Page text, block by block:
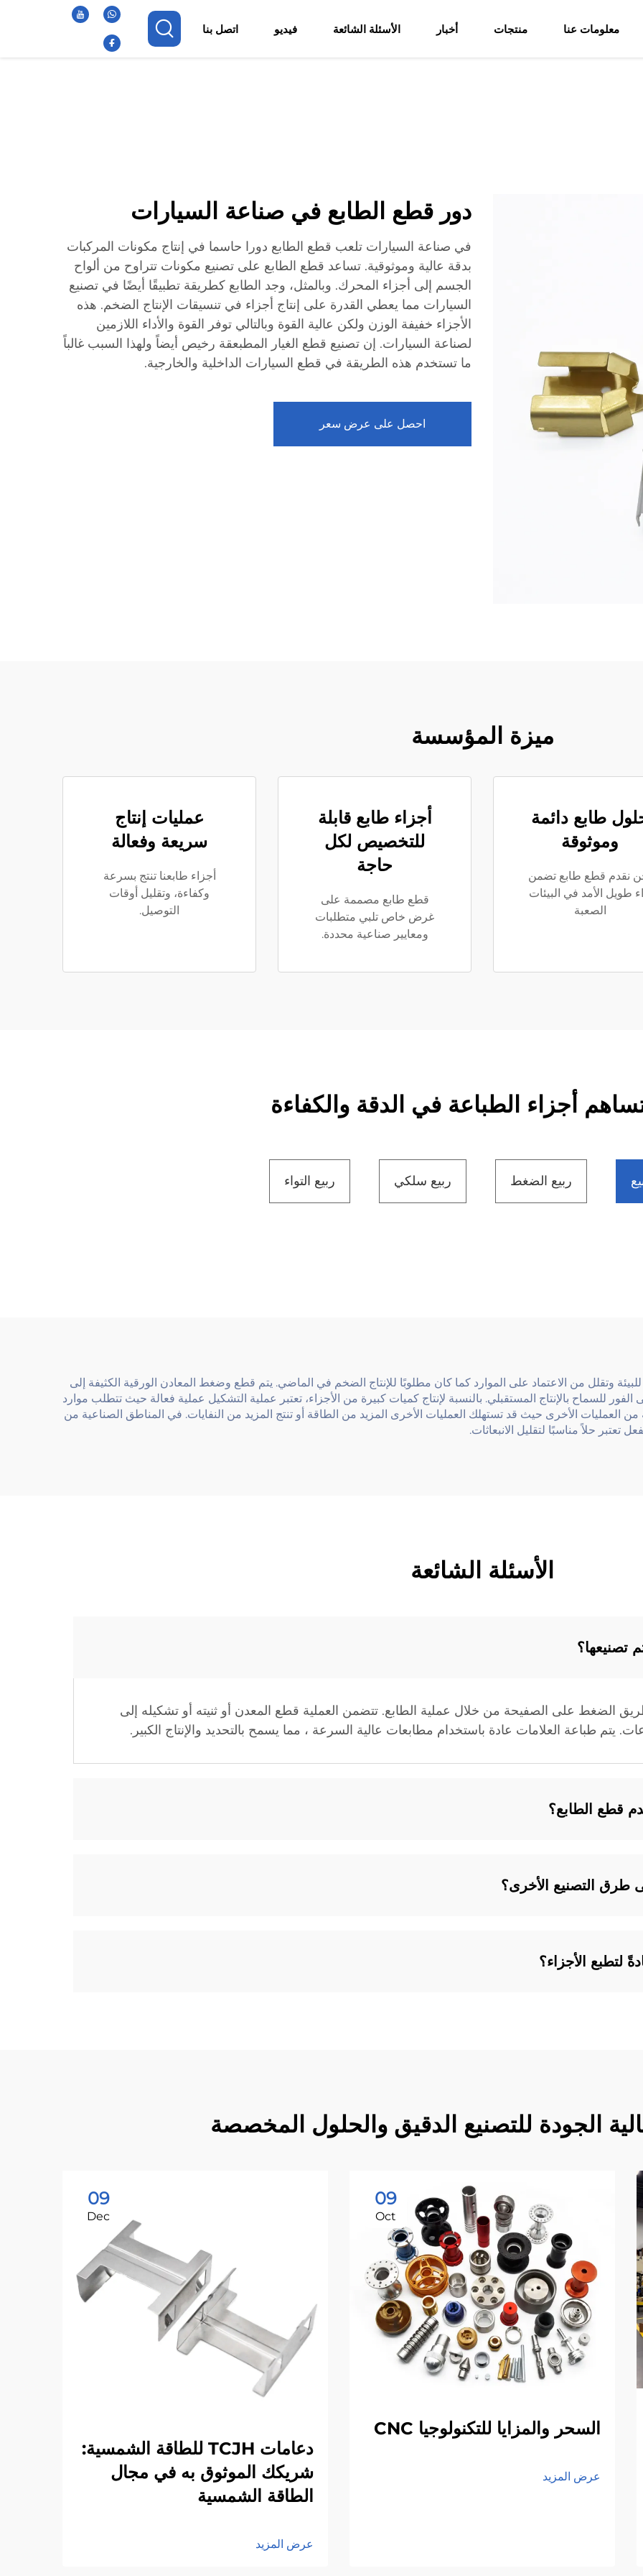
معلومات عنا منتجات أخبار الأسئلة الشائعة فيديو اتصل بنا
دور قطع الطابع في صناعة السيارات
في صناعة السيارات تلعب قطع الطابع دورا حاسما في إنتاج مكونات المركبات
بدقة عالية وموثوقية. تساعد قطع الطابع على تصنيع مكونات تتراوح من ألواح
الجسم إلى أجزاء المحرك. وبالمثل، وجد الطابع كطريقة تطبيقًا أيضًا في تصنيع
السيارات مما يعطي القدرة على إنتاج أجزاء في تنسيقات الإنتاج الضخم. هذه
الأجزاء خفيفة الوزن ولكن عالية القوة وبالتالي توفر القوة والأداء اللازمين
لصناعة السيارات. إن تصنيع قطع الغيار المطبعقة رخيص أيضاً ولهذا السبب غالباً
ما تستخدم هذه الطريقة في قطع السيارات الداخلية والخارجية.
احصل على عرض سعر
ميزة المؤسسة
طابع دائمة
وموثوقة
نقدم قطع طابع تضمن
طويل الأمد في البيئات
الصعبة
أجزاء طابع قابلة
للتخصيص لكل
حاجة
قطع طابع مصممة على
غرض خاص تلبي متطلبات
ومعايير صناعية محددة.
عمليات إنتاج
سريعة وفعالة
أجزاء طابعنا تنتج بسرعة
وكفاءة، وتقليل أوقات
التوصيل.
أجزاء الطباعة في الدقة والكفاءة
ربيع الضغط ربيع سلكي ربيع التواء
وتقلل من الاعتماد على الموارد كما كان مطلوبًا للإنتاج الضخم في الماضي. يتم قطع وضغط المعادن الورقية الكثيفة إلى
للسماح بالإنتاج المستقبلي. بالنسبة لإنتاج كميات كبيرة من الأجزاء، تعتبر عملية التشكيل عملية فعالة حيث تتطلب موارد
من العمليات الأخرى حيث قد تستهلك العمليات الأخرى المزيد من الطاقة أو تنتج المزيد من النفايات. في المناطق الصناعية من
تعتبر حلاً مناسبًا لتقليل الانبعاثات.
الأسئلة الشائعة
تصنيعها؟
الضغط على الصفيحة من خلال عملية الطابع. تتضمن العملية قطع المعدن أو ثنيته أو تشكيله إلى
يتم طباعة العلامات عادة باستخدام مطابعات عالية السرعة ، مما يسمح بالتحديد والإنتاج الكبير.
قطع الطابع؟
طرق التصنيع الأخرى؟
لتطبع الأجزاء؟
الجودة للتصنيع الدقيق والحلول المخصصة
09
Oct
السحر والمزايا للتكنولوجيا CNC
عرض المزيد
09
Dec
دعامات TCJH للطاقة الشمسية:
شريكك الموثوق به في مجال
الطاقة الشمسية
عرض المزيد